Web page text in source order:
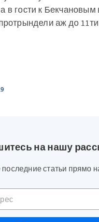
в гости к Бекчановым
аж до
на нашу
статьи прямо